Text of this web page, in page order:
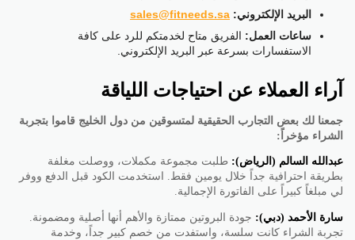
البريد الإلكتروني: sales@fitneeds.sa
ساعات العمل: الفريق متاح لخدمتكم للرد على كافة
الاستفسارات بسرعة عبر البريد الإلكتروني.
آراء العملاء عن احتياجات اللياقة
جمعنا لك بعض التجارب الحقيقية لمتسوقين من دول الخليج قاموا بتجربة
الشراء مؤخراً:
عبدالله السالم (الرياض): طلبت مجموعة مكملات، ووصلت مغلفة
بطريقة احترافية جداً خلال يومين فقط. استخدمت الكود قبل الدفع ووفر
لي مبلغاً كبيراً على الفاتورة الإجمالية.
سارة الأحمد (دبي): جودة البروتين ممتازة والأهم أنها أصلية ومضمونة.
تجربة الشراء كانت سلسة، واستفدت من خصم كبير جداً، وخدمة